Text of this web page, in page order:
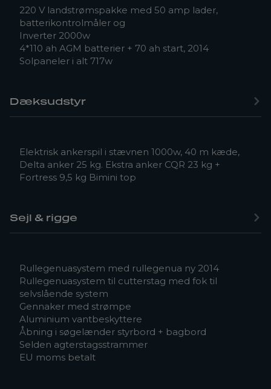
220 V landstrømspakke med 50 amp lader,
batterikontrolmåler og
Inverter 2000w
4*110 ah AGM batterier + 70 ah start, 2014
Solpaneler i alt 717w
Dæksudstyr
Elektrisk ankerspil i stævnen 1000w, 40 m kæde,
Delta anker 25 kg. Ekstra anker CQR 23 kg +
Fortress 9,5 kg Bimini top
Sejl & rigge
Rullegenuasystem med rullegenua ny 2014
Rullegenuasystem til cutterstag med fok til
selvslående system
Gennaker med strømpe
Aluminium vantbeskyttere
Åbning i søgelænder styrbord + bagbord
Selden agterstagsstrammer
EU moms betalt